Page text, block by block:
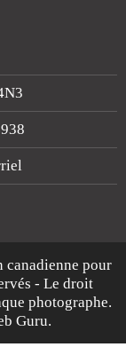
pour
- Le droit
photographe.
Guru.